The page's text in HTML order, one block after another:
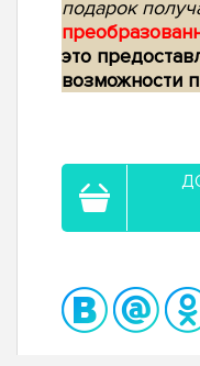
подарок
это
возможности